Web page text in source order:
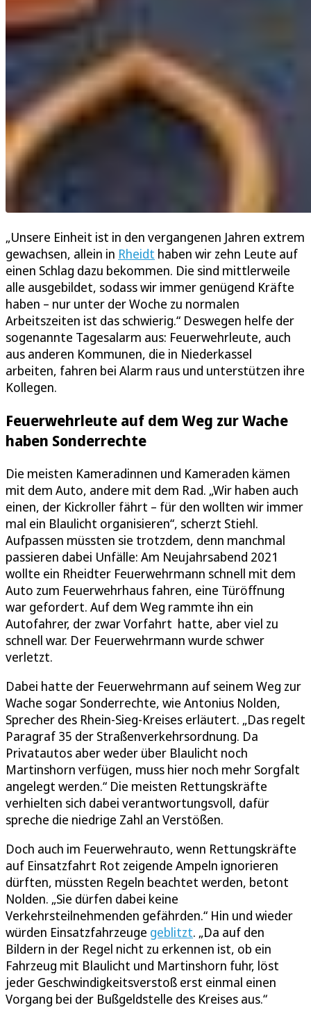
„Unsere Einheit ist in den vergangenen Jahren extrem
gewachsen, allein in Rheidt haben wir zehn Leute auf
einen Schlag dazu bekommen. Die sind mittlerweile
alle ausgebildet, sodass wir immer genügend Kräfte
haben – nur unter der Woche zu normalen
Arbeitszeiten ist das schwierig.“ Deswegen helfe der
sogenannte Tagesalarm aus: Feuerwehrleute, auch
aus anderen Kommunen, die in Niederkassel
arbeiten, fahren bei Alarm raus und unterstützen ihre
Kollegen.
Feuerwehrleute auf dem Weg zur Wache
haben Sonderrechte
Die meisten Kameradinnen und Kameraden kämen
mit dem Auto, andere mit dem Rad. „Wir haben auch
einen, der Kickroller fährt – für den wollten wir immer
mal ein Blaulicht organisieren“, scherzt Stiehl.
Aufpassen müssten sie trotzdem, denn manchmal
passieren dabei Unfälle: Am Neujahrsabend 2021
wollte ein Rheidter Feuerwehrmann schnell mit dem
Auto zum Feuerwehrhaus fahren, eine Türöffnung
war gefordert. Auf dem Weg rammte ihn ein
Autofahrer, der zwar Vorfahrt hatte, aber viel zu
schnell war. Der Feuerwehrmann wurde schwer
verletzt.
Dabei hatte der Feuerwehrmann auf seinem Weg zur
Wache sogar Sonderrechte, wie Antonius Nolden,
Sprecher des Rhein-Sieg-Kreises erläutert. „Das regelt
Paragraf 35 der Straßenverkehrsordnung. Da
Privatautos aber weder über Blaulicht noch
Martinshorn verfügen, muss hier noch mehr Sorgfalt
angelegt werden.“ Die meisten Rettungskräfte
verhielten sich dabei verantwortungsvoll, dafür
spreche die niedrige Zahl an Verstößen.
Doch auch im Feuerwehrauto, wenn Rettungskräfte
auf Einsatzfahrt Rot zeigende Ampeln ignorieren
dürften, müssten Regeln beachtet werden, betont
Nolden. „Sie dürfen dabei keine
Verkehrsteilnehmenden gefährden.“ Hin und wieder
würden Einsatzfahrzeuge geblitzt. „Da auf den
Bildern in der Regel nicht zu erkennen ist, ob ein
Fahrzeug mit Blaulicht und Martinshorn fuhr, löst
jeder Geschwindigkeitsverstoß erst einmal einen
Vorgang bei der Bußgeldstelle des Kreises aus.“